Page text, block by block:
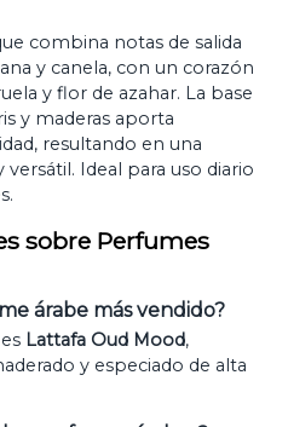
combina notas de salida
y canela, con un corazón
y flor de azahar. La base
y maderas aporta
resultando en una
versátil. Ideal para uso diario
sobre Perfumes
árabe más vendido?
Lattafa Oud Mood,
y especiado de alta